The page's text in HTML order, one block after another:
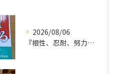
2026/08/06
『根性、忍耐、努力という言葉は死語なのか』